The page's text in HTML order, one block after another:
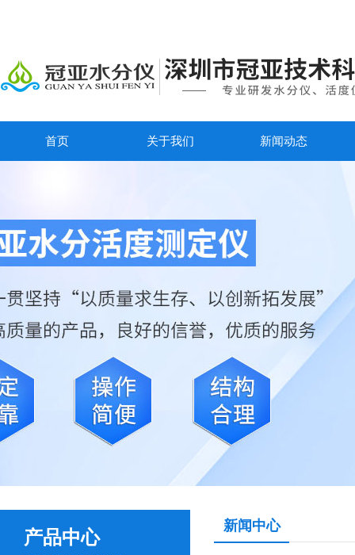
首页 关于我们 新闻动态
产品中心
新闻中心